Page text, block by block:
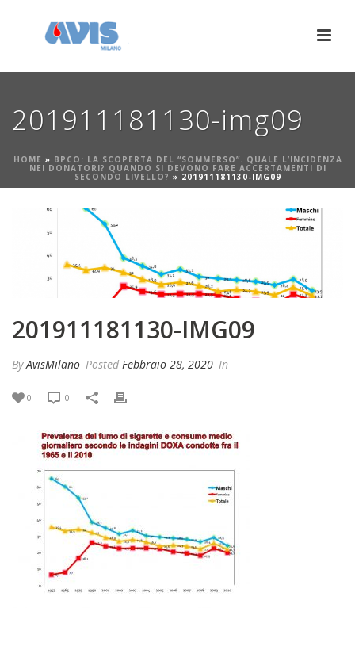
201911181130-img09
HOME » BPCO: LA SCOPERTA DEL “SOMMERSO”. QUALE L’INCIDENZA
NEI DONATORI? QUANDO SI DEVONO FARE ACCERTAMENTI DI
SECONDO LIVELLO? » 201911181130-IMG09
201911181130-IMG09
ByAvisMilano Posted Febbraio 28, 2020 In
0 0